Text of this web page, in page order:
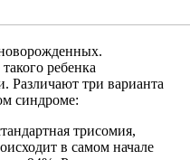
ребенка
Различают три варианта
синдроме:
трисомия,
в самом начале